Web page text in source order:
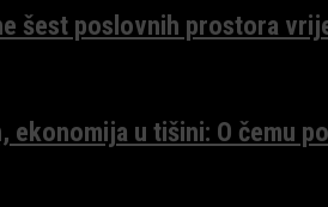
šest poslovnih prostora
ekonomija u tišini: O čemu